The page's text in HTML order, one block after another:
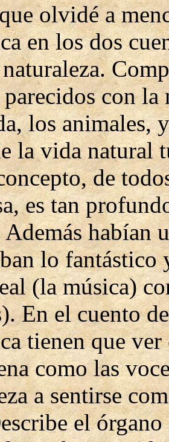
olvidé a
en los dos
con
los
la vida natural
de
es tan
habían
lo
(la música)
En el cuento
tienen que
como las
a sentirse
el